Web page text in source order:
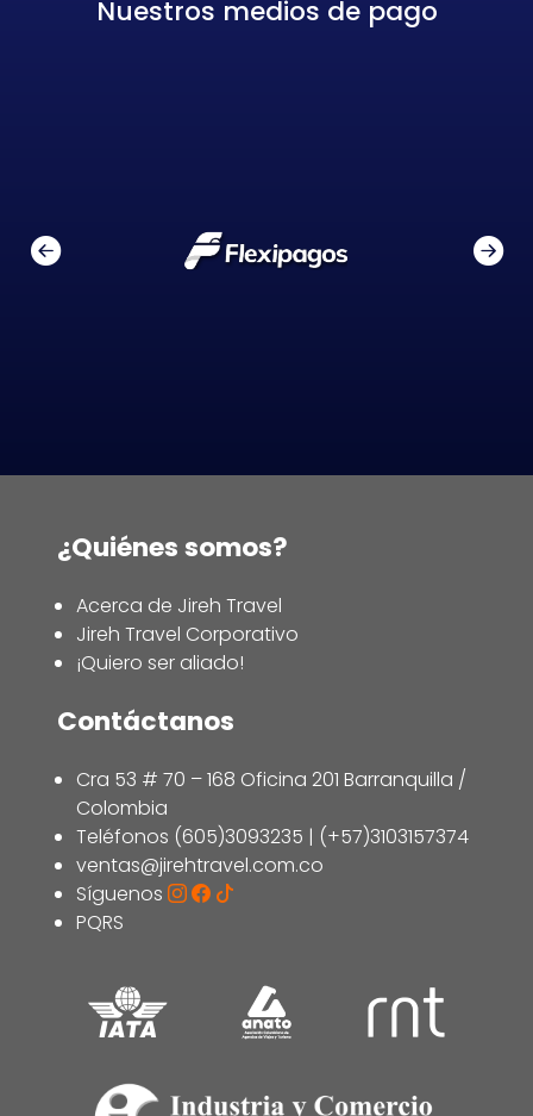
Nuestros medios de pago
¿Quiénes somos?
Acerca de Jireh Travel
Jireh Travel Corporativo
¡Quiero ser aliado!
Contáctanos
Cra 53 # 70 – 168 Oficina 201 Barranquilla /
Colombia
Teléfonos (605)3093235 | (+57)3103157374
ventas@jirehtravel.com.co
Síguenos
PQRS